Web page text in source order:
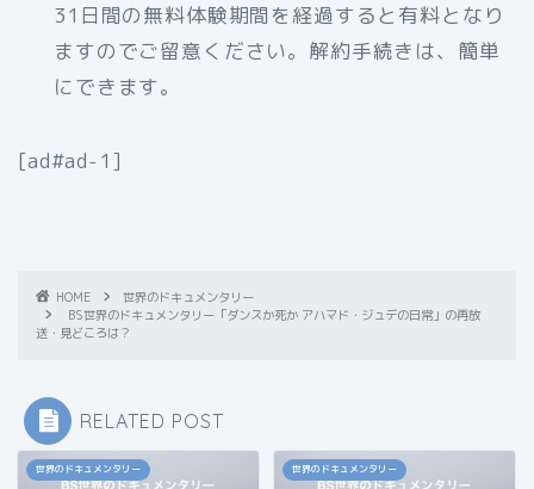
31日間の無料体験期間を経過すると有料となり
ますのでご留意ください。解約手続きは、簡単
にできます。
[ad#ad-1]
HOME
世界のドキュメンタリー
BS世界のドキュメンタリー「ダンスか死か アハマド・ジュデの日常」の再放
送・見どころは？
RELATED POST
世界のドキュメンタリー 世界のドキュメンタリー